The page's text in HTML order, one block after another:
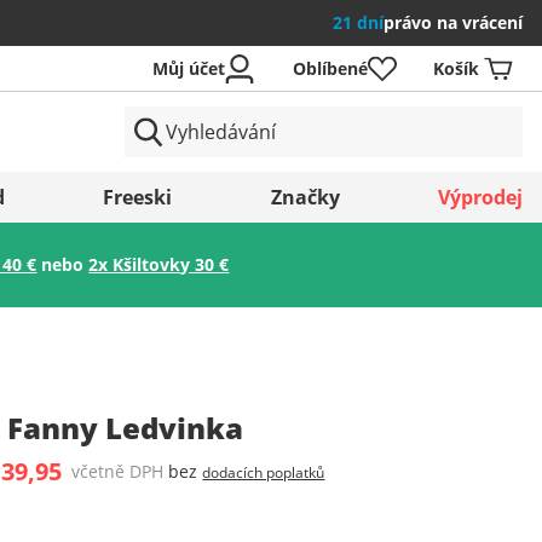
21 dníprávo na vrácení
Uložit
Můj účet Oblíbené Košík
Freeski Značky Výprodej
€ nebo2x Kšiltovky 30 €
Fanny Ledvinka
včetně DPH bezdodacích poplatků